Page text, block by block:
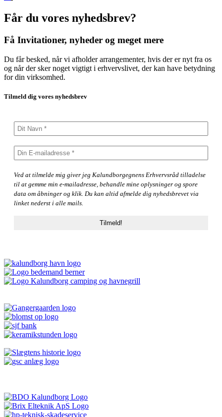
Får du vores nyhedsbrev?
Få Invitationer, nyheder og meget mere
Du får besked, når vi afholder arrangementer, hvis der er nyt fra os
og når der sker noget vigtigt i erhvervslivet, der kan have betydning
for din virksomhed.
Tilmeld dig vores nyhedsbrev
Ved at tilmelde mig giver jeg Kalundborgegnens Erhvervsråd tilladelse
til at gemme min e-mailadresse, behandle mine oplysninger og spore
data om åbninger og klik. Du kan altid afmelde dig nyhedsbrevet via
linket nederst i alle mails.